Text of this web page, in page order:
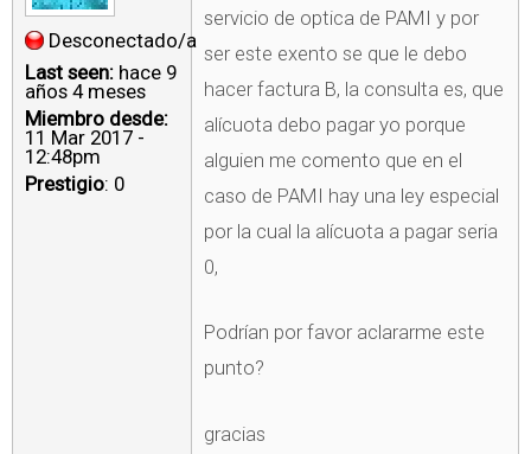
Desconectado/a
Last seen: hace 9
años 4 meses
Miembro desde:
11 Mar 2017 -
12:48pm
Prestigio: 0
servicio de optica de PAMI y por
ser este exento se que le debo
hacer factura B, la consulta es, que
alícuota debo pagar yo porque
alguien me comento que en el
caso de PAMI hay una ley especial
por la cual la alícuota a pagar seria
0,
Podrían por favor aclararme este
punto?
gracias